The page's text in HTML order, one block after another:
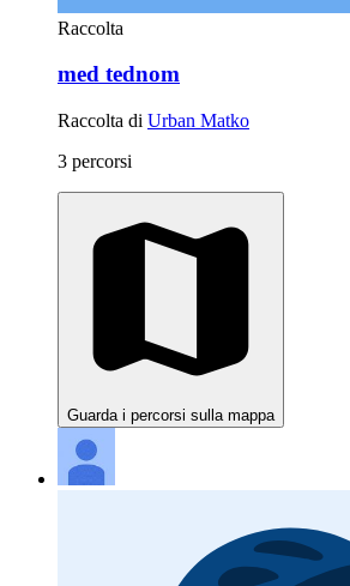
Raccolta
med tednom
Raccolta di Urban Matko
3 percorsi
Guarda i percorsi sulla mappa